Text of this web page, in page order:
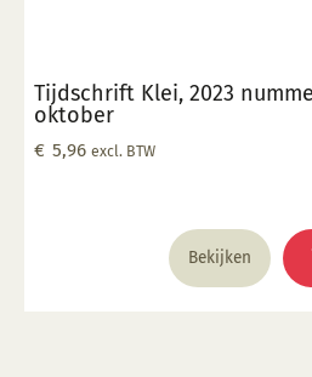
Tijdschrift Klei, 2023
oktober
€ 5,96 excl. BTW
Bekijken